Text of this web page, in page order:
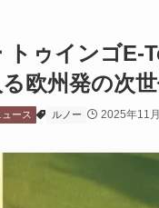
トゥインゴE-
欧州発の次
ース ルノー 2025年11